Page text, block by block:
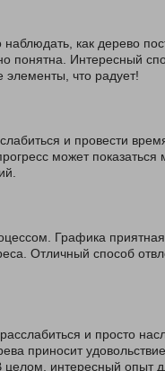
как дерево
понятна. Интересный
что радует!
и провести
может
Графика
Отличный способ
и просто
приносит
интересный опыт